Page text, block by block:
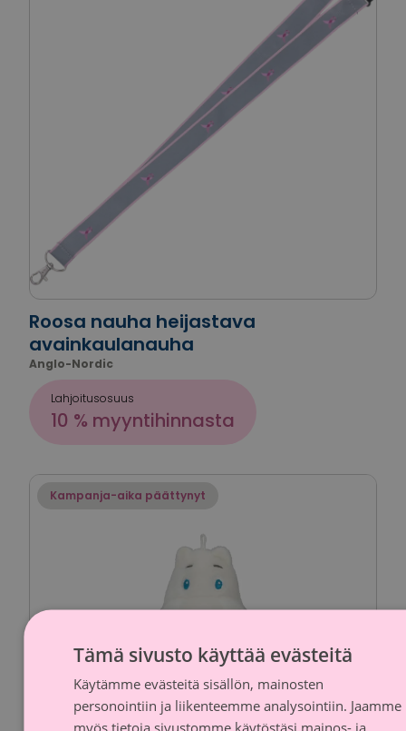
Roosa nauha heijastava
avainkaulanauha
Anglo-Nordic
Lahjoitusosuus
10 % myyntihinnasta
Kampanja-aika päättynyt
Tämä sivusto käyttää evästeitä
Käytämme evästeitä sisällön, mainosten
personointiin ja liikenteemme analysointiin. Jaamme
myös tietoja sivustomme käytöstäsi mainos- ja